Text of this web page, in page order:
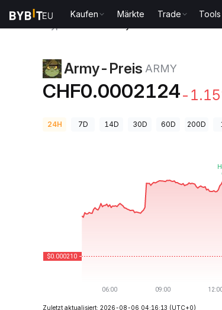
Kaufen Märkte Trade Tools
Army-Preis ARMY
CHF0.0002124-
24H 7D 14D 30D 60D 200D
Zuletzt aktualisiert: 2026-08-06 04:16:13 (UTC+0)